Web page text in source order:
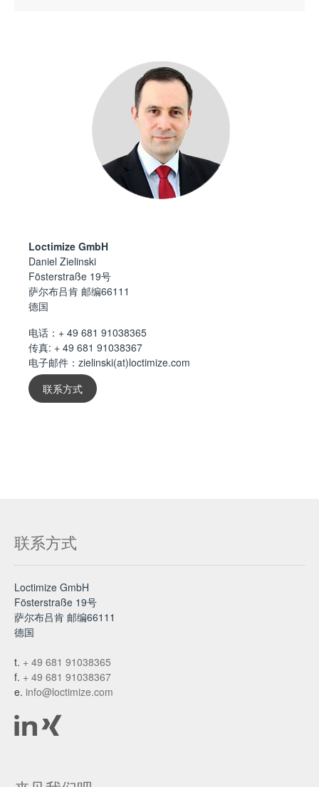
Loctimize GmbH
Daniel Zielinski
Fösterstraße 19号
萨尔布吕肯 邮编66111
德国
电话： + 49 681 91038365
传真: + 49 681 91038367
电子邮件： zielinski(at)loctimize.com
联系方式
联系方式
Loctimize GmbH
Fösterstraße 19号
萨尔布吕肯 邮编66111
德国
t. + 49 681 91038365
f. + 49 681 91038367
e. info@loctimize.com